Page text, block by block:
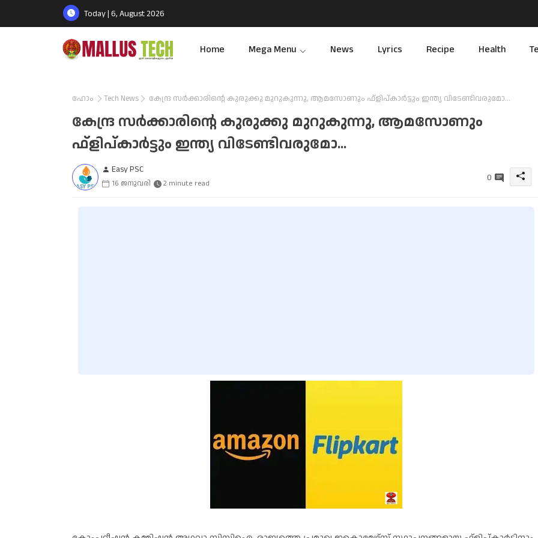
Today | 6, August 2026
Home Mega Menu News Lyrics Recipe Health
ഹോം Tech News കേന്ദ്ര സർക്കാരിന്റെ കുരുക്കു മുറുകുന്നു, ആമസോണും ഫ്ളിപ്കാർട്ടും ഇന്ത്യ വിടേണ്ടിവരുമോ...
കേന്ദ്ര സർക്കാരിന്റെ കുരുക്കു മുറുകുന്നു, ആമസോണും
ഫ്ളിപ്കാർട്ടും ഇന്ത്യ വിടേണ്ടിവരുമോ...
Easy PSC
16 ജനുവരി 2 minute read 0